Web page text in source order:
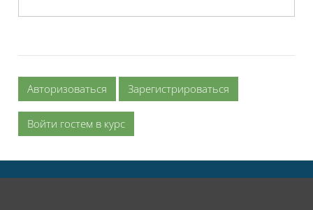
Авторизоваться Зарегистрироваться
Войти гостем в курс